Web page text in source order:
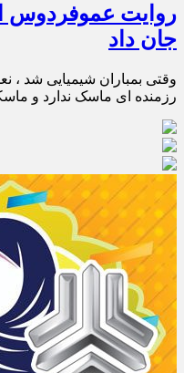
روایت عموفردوس
جان داد
وقتی بمباران شیمیایی شد
رزمنده ای ماسک ندارد و